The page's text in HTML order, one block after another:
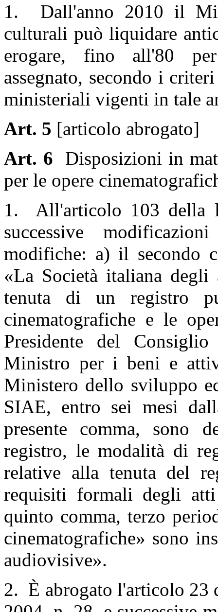
1. Dall'anno 2010 il
culturali può liquidare
erogare, fino all'80
assegnato, secondo i
ministeriali vigenti in tale
Art. 5 [articolo abrogato]
Art. 6 Disposizioni in
per le opere
1. All'articolo 103 della
successive
modifiche: a) il secondo
«La Società italiana
tenuta di un registro
cinematografiche e le
Presidente del
Ministro per i beni e
Ministero dello sviluppo
SIAE, entro sei mesi
presente comma, sono
registro, le modalità di
relative alla tenuta del
requisiti formali degli
quinto comma, terzo
cinematografiche» sono
audiovisive».
2. È abrogato l'articolo 23